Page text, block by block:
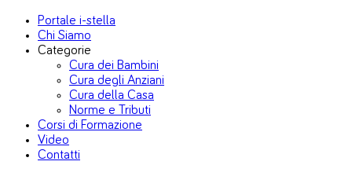
Portale i-stella
Chi Siamo
Categorie
Cura dei Bambini
Cura degli Anziani
Cura della Casa
Norme e Tributi
Corsi di Formazione
Video
Contatti